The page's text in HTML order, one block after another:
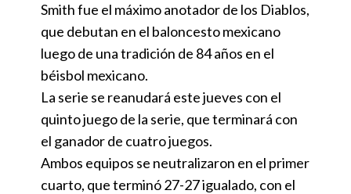
Smith fue el máximo anotador de los Diablos,
que debutan en el baloncesto mexicano
luego de una tradición de 84 años en el
béisbol mexicano.
La serie se reanudará este jueves con el
quinto juego de la serie, que terminará con
el ganador de cuatro juegos.
Ambos equipos se neutralizaron en el primer
cuarto, que terminó 27-27 igualado, con el